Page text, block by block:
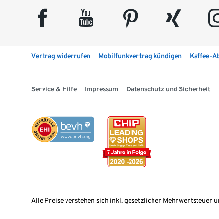
facebook youtube pinterest xing
Vertrag widerrufen Mobilfunkvertrag kündigen Kaffee-
Service & Hilfe Impressum Datenschutz und Sicherheit
Alle Preise verstehen sich inkl. gesetzlicher Mehrwertsteuer